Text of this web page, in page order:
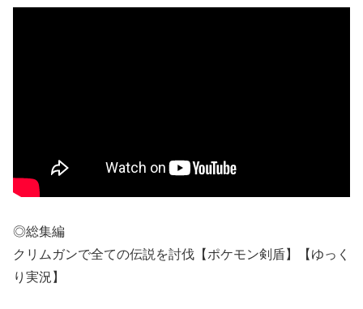
◎総集編
クリムガンで全ての伝説を討伐【ポケモン剣盾】【ゆっく
り実況】